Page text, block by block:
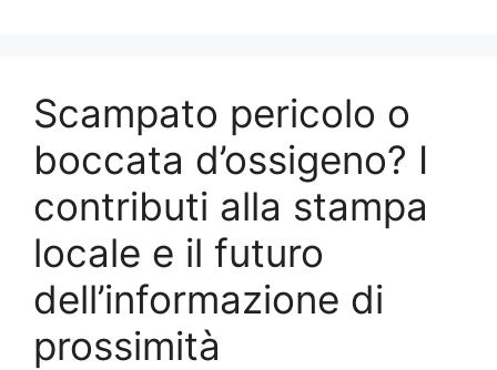
Scampato pericolo o
boccata d’ossigeno? I
contributi alla stampa
locale e il futuro
dell’informazione di
prossimità